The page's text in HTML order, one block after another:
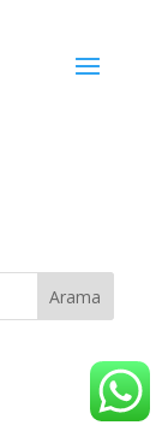
Arama